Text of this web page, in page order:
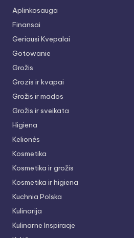
Aplinkosauga
Finansai
Geriausi Kvepalai
Gotowanie
Grožis
Grozis ir kvapai
Grožis ir mados
Grožis ir sveikata
Higiena
Kelionės
Kosmetika
Kosmetika ir grožis
Kosmetika ir higiena
Kuchnia Polska
Kulinarija
Kulinarne Inspiracje